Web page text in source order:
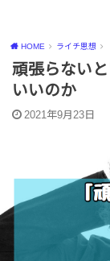
HOME ライチ思想
頑張らない
いいのか
2021年9月23日